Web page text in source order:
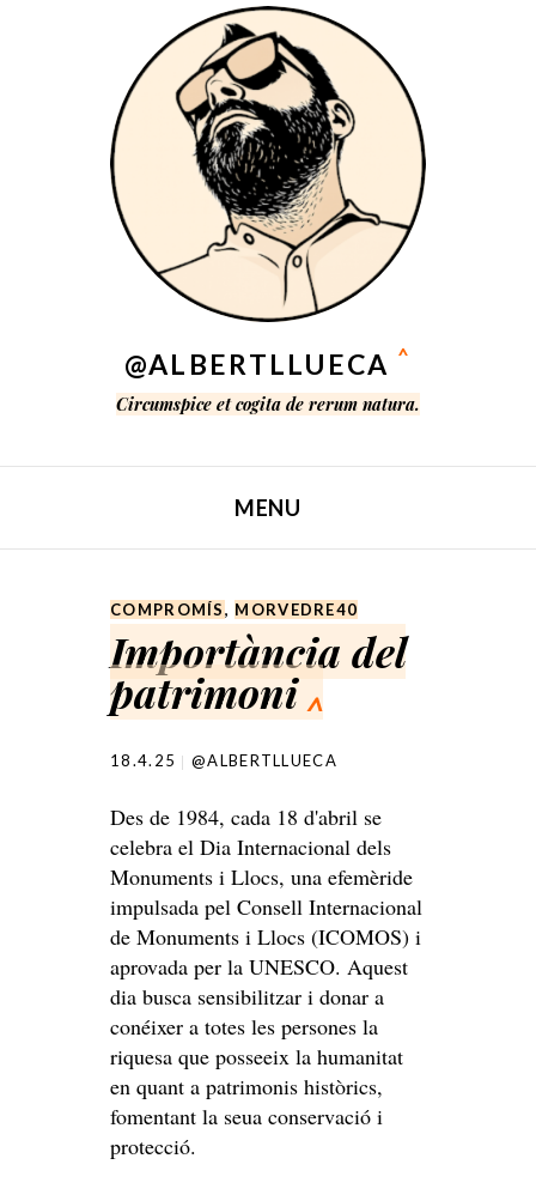
@ALBERTLLUECA ^
Circumspice et cogita de rerum natura.
MENU
COMPROMÍS, MORVEDRE40
Importància del
patrimoni ^
18.4.25 @ALBERTLLUECA
Des de 1984, cada 18 d'abril se
celebra el Dia Internacional dels
Monuments i Llocs, una efemèride
impulsada pel Consell Internacional
de Monuments i Llocs (ICOMOS) i
aprovada per la UNESCO. Aquest
dia busca sensibilitzar i donar a
conéixer a totes les persones la
riquesa que posseeix la humanitat
en quant a patrimonis històrics,
fomentant la seua conservació i
protecció.